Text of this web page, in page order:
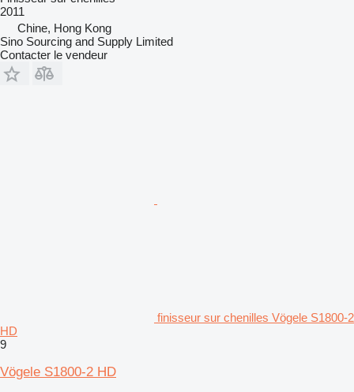
2011
Chine, Hong Kong
Sino Sourcing and Supply Limited
Contacter le vendeur
finisseur sur chenilles Vögele S1800-2
HD
9
Vögele S1800-2 HD